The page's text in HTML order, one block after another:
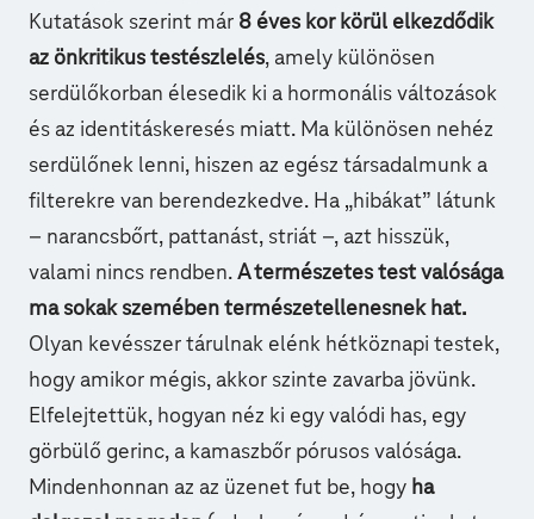
Kutatások szerint már 8 éves kor körül elkezdődik
az önkritikus testészlelés, amely különösen
serdülőkorban élesedik ki a hormonális változások
és az identitáskeresés miatt. Ma különösen nehéz
serdülőnek lenni, hiszen az egész társadalmunk a
filterekre van berendezkedve. Ha „hibákat” látunk
– narancsbőrt, pattanást, striát –, azt hisszük,
valami nincs rendben. A természetes test valósága
ma sokak szemében természetellenesnek hat.
Olyan kevésszer tárulnak elénk hétköznapi testek,
hogy amikor mégis, akkor szinte zavarba jövünk.
Elfelejtettük, hogyan néz ki egy valódi has, egy
görbülő gerinc, a kamaszbőr pórusos valósága.
Mindenhonnan az az üzenet fut be, hogy ha